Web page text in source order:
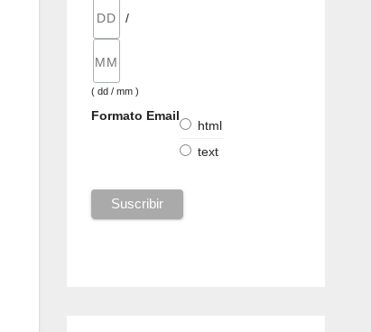
/
( dd / mm )
Formato Email
html
text